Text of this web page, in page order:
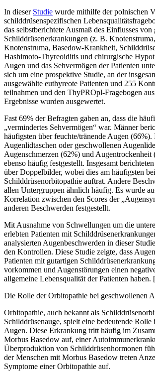
In dieser Studie wurde mithilfe der polnischen
schilddrüsenspezifischen
das selbstberichtete Ausmaß des Einflusses von
Schilddrüsenerkrankungen (z. B.
Knotenstruma, Basedow-Krankheit,
Hashimoto-Thyreoiditis und chirurgische
Augen und das Sehvermögen der Patienten
sich um eine prospektive Studie, an der
ausgewählte euthyreote Patienten und 255
teilnahmen und den ThyPROpl-Fragebogen
Ergebnisse wurden ausgewertet.
Fast 69% der Befragten gaben an, dass die
„vermindertes Sehvermögen“ war. Männer
häufigsten über feuchte/tränende Augen
Augenlidtaschen oder geschwollenen
Augenschmerzen (62%) und Augentrockenheit
ebenso häufig festgestellt. Insgesamt
über Doppelbilder, wobei dies am häufigsten
Schilddrüsenorbitopathie auftrat. Andere
allen Untergruppen ähnlich häufig. Es wurde
Korrelation zwischen den Scores der
anderen Beschwerden festgestellt.
Mit Ausnahme von Schwellungen um die
erlebten Patienten mit
analysierten Augenbeschwerden in dieser
den Kontrollen. Diese Studie zeigte, dass
Patienten mit gutartigen
vorkommen und Augenstörungen einen
allgemeine Lebensqualität der Patienten haben.
Die Rolle der Orbitopathie bei geschwollenen
Orbitopathie, auch bekannt als
Schilddrüsenauge, spielt eine bedeutende Rolle
Augen. Diese Erkrankung tritt häufig im
Morbus Basedow auf, einer
Überproduktion von Schilddrüsenhormonen
der Menschen mit Morbus Basedow treten
Symptome einer Orbitopathie auf.